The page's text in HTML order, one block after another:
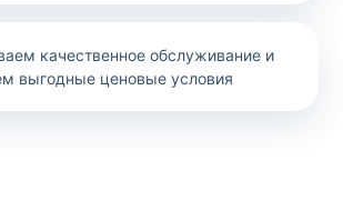
качественное обслуживание и
выгодные ценовые условия